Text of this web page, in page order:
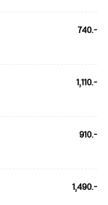
740.-
1,110.-
910.-
1,490.-